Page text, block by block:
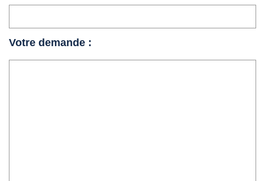
Votre demande :